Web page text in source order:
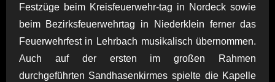
Festzüge beim Kreisfeuerwehr-tag in Nordeck sowie
beim Bezirksfeuerwehrtag in Niederklein ferner das
Feuerwehrfest in Lehrbach musikalisch übernommen.
Auch auf der ersten im großen Rahmen
durchgeführten Sandhasenkirmes spielte die Kapelle